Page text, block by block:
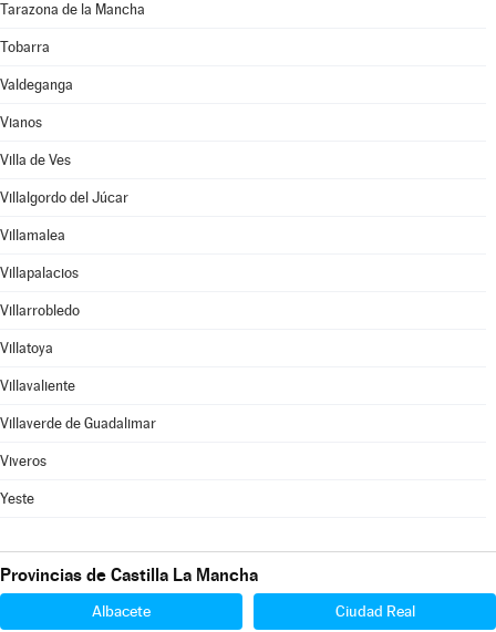
Tarazona de la Mancha
Tobarra
Valdeganga
Vianos
Villa de Ves
Villalgordo del Júcar
Villamalea
Villapalacios
Villarrobledo
Villatoya
Villavaliente
Villaverde de Guadalimar
Viveros
Yeste
Provincias de Castilla La Mancha
Albacete Ciudad Real